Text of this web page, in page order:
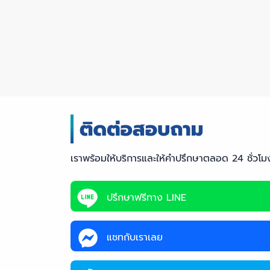
เราพร้อมให้บริการและให้คำปรึกษาตลอด 24 ชั่วโ
ปรึกษาฟรีทาง LINE
แชทกับเราเลย